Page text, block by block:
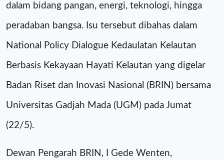
dalam bidang pangan, energi, teknologi, hingga
peradaban bangsa. Isu tersebut dibahas dalam
National Policy Dialogue Kedaulatan Kelautan
Berbasis Kekayaan Hayati Kelautan yang digelar
Badan Riset dan Inovasi Nasional (BRIN) bersama
Universitas Gadjah Mada (UGM) pada Jumat
(22/5).
Dewan Pengarah BRIN, I Gede Wenten,